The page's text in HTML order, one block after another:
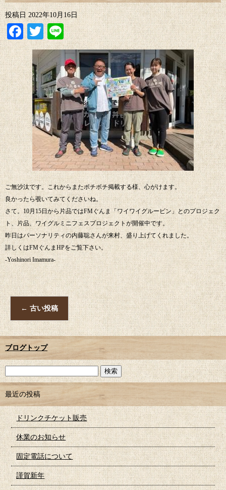
投稿日 2022年10月16日
Facebook
Twitter
Line
ご無沙汰です。これからまたボチボチ掲載する様、心がけます。
良かったら覗いてみてくださいね。
さて。10月15日から片品ではFMぐんま「ワイワイグルービン」とのプロジェク
ト、片品、ワイグルミニフェスプロジェクトが開催中です。
昨日はパーソナリティの内藤聡さんが来村、盛り上げてくれました。
詳しくはFMぐんまHPをご覧下さい。
-Yoshinori Imamura-
← 古い投稿
ブログトップ
最近の投稿
ドリンクチケット販売
休業のお知らせ
固定電話について
謹賀新年